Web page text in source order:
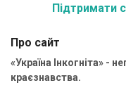
Підтримати
Про сайт
«Україна Інкогніта» -
краєзнавства.